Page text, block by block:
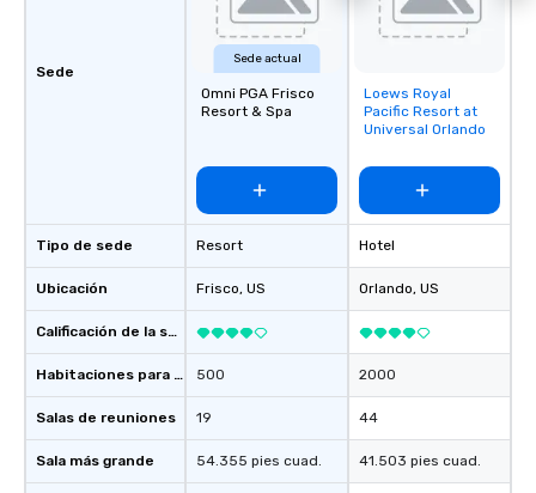
Sede
Tipo de sede
Ubicación
Calificación de la sede
Habitaciones para huéspedes
Salas de reuniones
Sala más grande
Sede actual
Omni PGA Frisco
Resort & Spa
Resort
Frisco, US
500
19
54.355 pies cuad.
Removed from
favorites
Loews Royal
Pacific Resort at
Universal Orlando
Hotel
Orlando, US
2000
44
41.503 pies cuad.